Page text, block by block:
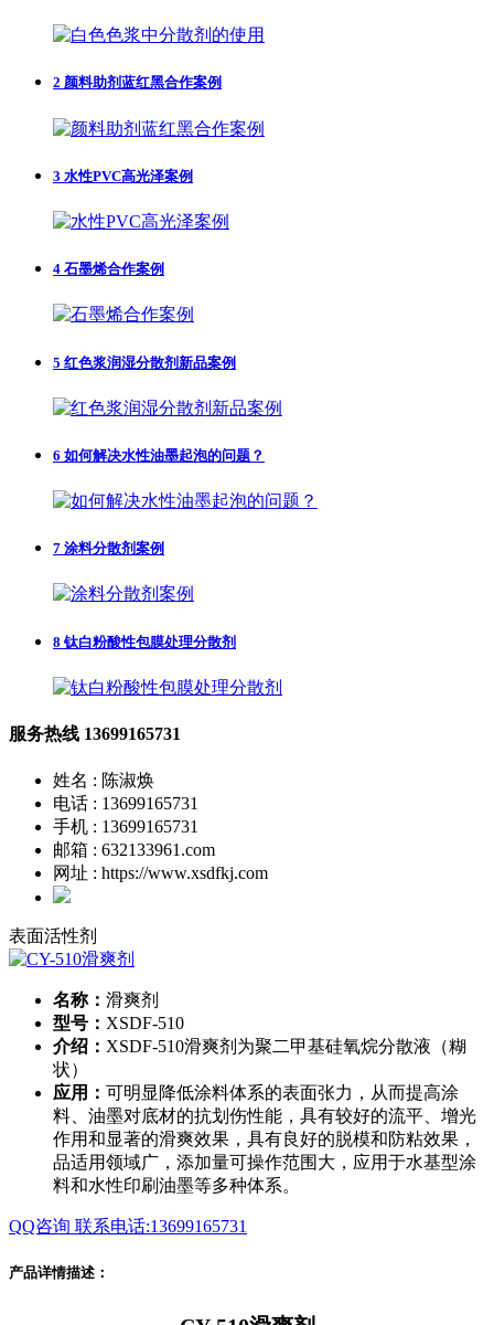
2 颜料助剂蓝红黑合作案例
3 水性PVC高光泽案例
4 石墨烯合作案例
5 红色浆润湿分散剂新品案例
6 如何解决水性油墨起泡的问题？
7 涂料分散剂案例
8 钛白粉酸性包膜处理分散剂
服务热线 13699165731
姓名 : 陈淑焕
电话 : 13699165731
手机 : 13699165731
邮箱 : 632133961.com
网址 : https://www.xsdfkj.com
表面活性剂
名称： 滑爽剂
型号： XSDF-510
介绍： XSDF-510滑爽剂为聚二甲基硅氧烷分散液（糊
状）
应用： 可明显降低涂料体系的表面张力，从而提高涂
料、油墨对底材的抗划伤性能，具有较好的流平、增光
作用和显著的滑爽效果，具有良好的脱模和防粘效果，
品适用领域广，添加量可操作范围大，应用于水基型涂
料和水性印刷油墨等多种体系。
QQ咨询 联系电话:13699165731
产品详情描述：